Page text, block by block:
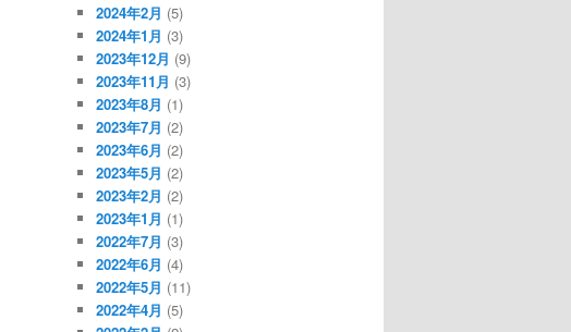
2024年2月 (5)
2024年1月 (3)
2023年12月 (9)
2023年11月 (3)
2023年8月 (1)
2023年7月 (2)
2023年6月 (2)
2023年5月 (2)
2023年2月 (2)
2023年1月 (1)
2022年7月 (3)
2022年6月 (4)
2022年5月 (11)
2022年4月 (5)